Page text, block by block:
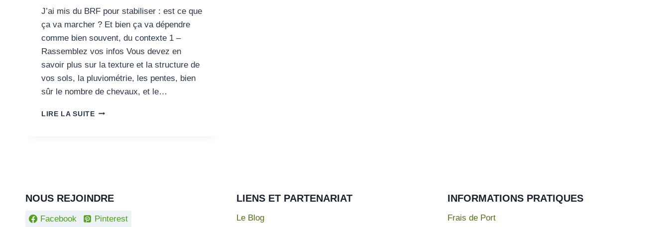
J’ai mis du BRF pour stabiliser : est ce que
ça va marcher ? Et bien ça va dépendre
comme bien souvent, du contexte 1 –
Rassemblez vos infos Vous devez en
savoir plus sur la texture et la structure de
vos sols, la pluviométrie, les pentes, bien
sûr le nombre de chevaux, et le…
LIRE LA SUITEUTILISATION
NOUS REJOINDRE
Facebook Pinterest
LIENS ET PARTENARIAT
Le Blog
INFORMATIONS PRATIQUES
Frais de Port